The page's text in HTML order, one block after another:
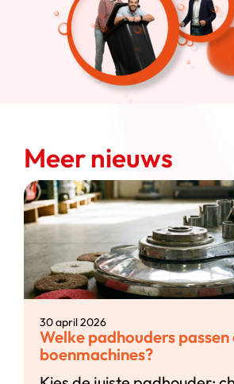
Meer nieuws
30 april 2026
Welke padhouders
boenmachines?